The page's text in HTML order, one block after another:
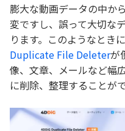
膨大な動画データの中か
変ですし、誤って大切な
ります。このようなとき
Duplicate File Deleterが
像、文章、メールなど幅
に削除、整理することがで